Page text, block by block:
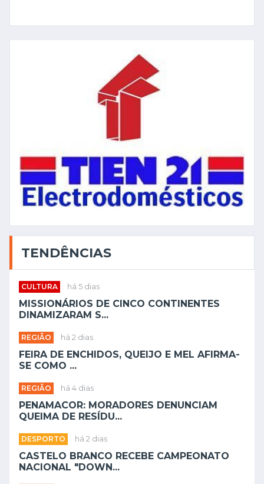
TENDÊNCIAS
CULTURA há 5 dias
MISSIONÁRIOS DE CINCO CONTINENTES
DINAMIZARAM S...
REGIÃO há 2 dias
FEIRA DE ENCHIDOS, QUEIJO E MEL AFIRMA-
SE COMO ...
REGIÃO há 4 dias
PENAMACOR: MORADORES DENUNCIAM
QUEIMA DE RESÍDU...
DESPORTO há 2 dias
CASTELO BRANCO RECEBE CAMPEONATO
NACIONAL "DOWN...